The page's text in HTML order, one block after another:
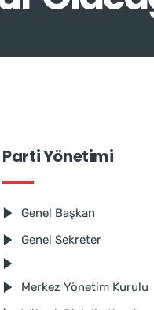
Parti Yönetimi
Genel Başkan
Genel Sekreter
Merkez Yönetim Kurulu